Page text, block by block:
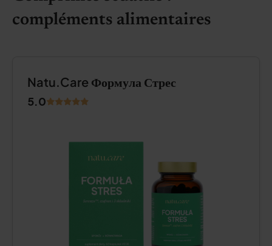
compléments alimentaires
Natu.Care Формула Стрес
5.0